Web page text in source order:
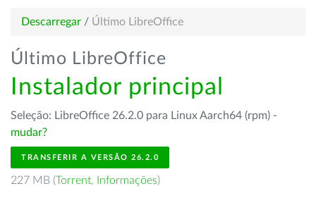
Descarregar / Último LibreOffice
Último LibreOffice
Instalador principal
Seleção: LibreOffice 26.2.0 para Linux Aarch64 (rpm) -
mudar?
TRANSFERIR A VERSÃO 26.2.0
227 MB (Torrent, Informações)